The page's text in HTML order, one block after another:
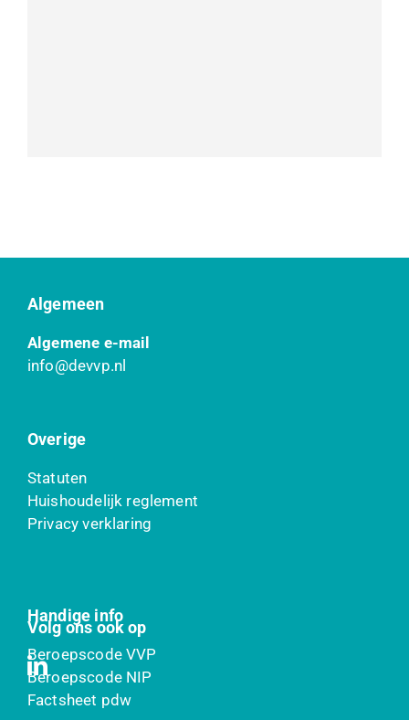
Algemeen
Algemene e-mail
info@devvp.nl
Overige
Statuten
Huishoudelijk reglement
Privacy verklaring
Handige info
Beroepscode VVP
Beroepscode NIP
Factsheet pdw
Volg ons ook op